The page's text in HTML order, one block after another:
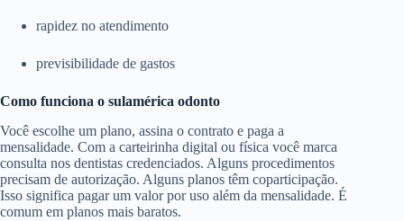
rapidez no atendimento
previsibilidade de gastos
Como funciona o sulamérica odonto
Você escolhe um plano, assina o contrato e paga a
mensalidade. Com a carteirinha digital ou física você marca
consulta nos dentistas credenciados. Alguns procedimentos
precisam de autorização. Alguns planos têm coparticipação.
Isso significa pagar um valor por uso além da mensalidade. É
comum em planos mais baratos.